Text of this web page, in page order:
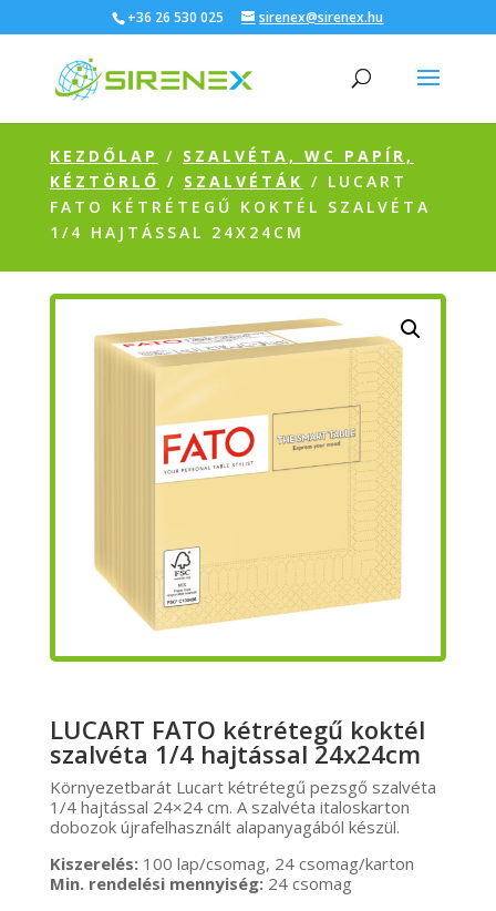
+36 26 530 025 sirenex@sirenex.hu
KEZDŐLAP / SZALVÉTA, WC PAPÍR,
KÉZTÖRLŐ / SZALVÉTÁK / LUCART
FATO KÉTRÉTEGŰ KOKTÉL SZALVÉTA
1/4 HAJTÁSSAL 24X24CM
LUCART FATO kétrétegű koktél
szalvéta 1/4 hajtással 24x24cm
Környezetbarát Lucart kétrétegű pezsgő szalvéta
1/4 hajtással 24×24 cm. A szalvéta italoskarton
dobozok újrafelhasznált alapanyagából készül.
Kiszerelés:100 lap/csomag, 24 csomag/karton
Min. rendelési mennyiség:24 csomag